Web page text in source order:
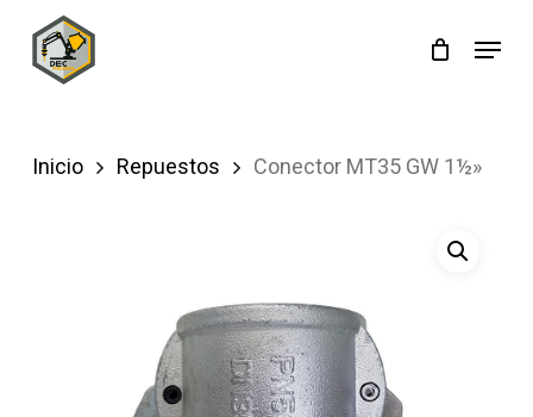
Menu
Inicio Repuestos Conector MT35 GW 1½»